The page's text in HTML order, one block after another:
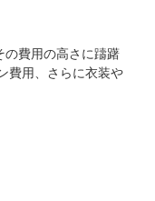
の費用の高さに躊躇
費用、さらに衣装や